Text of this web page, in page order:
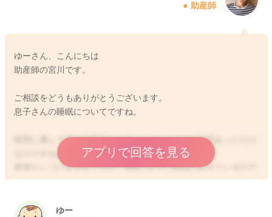
助産師
ゆーさん、こんにちは
助産師の宮川です。
ご相談をどうもありがとうございます。
息子さんの睡眠についてですね。
夜間に通して朝まで寝てくれることは、これまで2回あっただけ
なのですね。
夜寝かしつけをされてから、0時にまでに頻回に起きているので
すね。
アプリで回答を見る
ゆー